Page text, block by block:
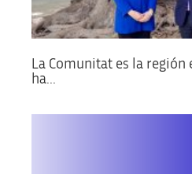
La Comunitat es la región
ha...